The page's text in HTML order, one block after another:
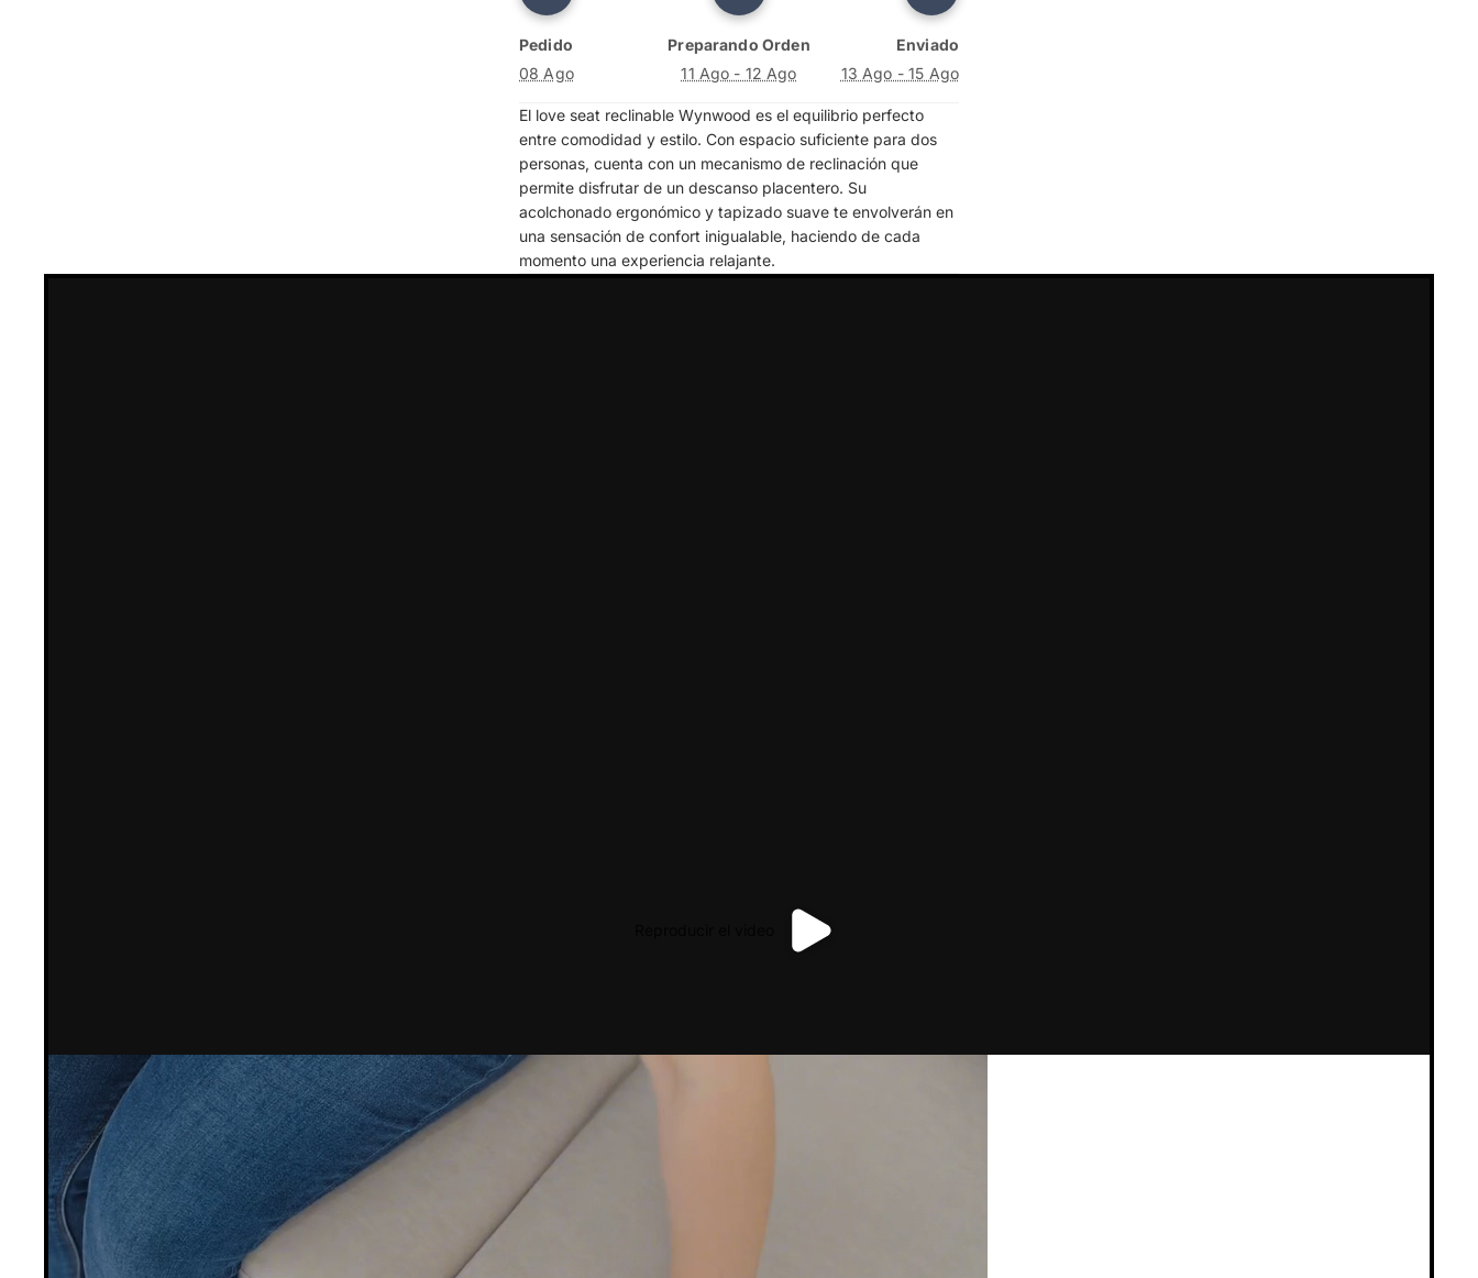
Pedido
08 Ago
Preparando Orden
11 Ago - 12 Ago
Enviado
13 Ago - 15 Ago
El love seat reclinable Wynwood es el equilibrio perfecto
entre comodidad y estilo. Con espacio suficiente para dos
personas, cuenta con un mecanismo de reclinación que
permite disfrutar de un descanso placentero. Su
acolchonado ergonómico y tapizado suave te envolverán en
una sensación de confort inigualable, haciendo de cada
momento una experiencia relajante.